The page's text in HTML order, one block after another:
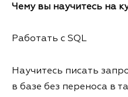
Чему вы научитесь на
Работать с SQL
Научитесь писать
в базе без переноса в